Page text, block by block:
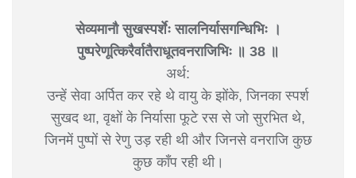
सेव्यमानौ सुखस्पर्शेः सालनिर्यासगन्धिभिः ।
पुष्परेणूत्किरैर्वातैराधूतवनराजिभिः ॥ 38 ॥
अर्थ:
उन्हें सेवा अर्पित कर रहे थे वायु के झोंके, जिनका स्पर्श
सुखद था, वृक्षों के निर्यासा फूटे रस से जो सुरभित थे,
जिनमें पुष्पों से रेणु उड़ रही थी और जिनसे वनराजि कुछ
कुछ काँप रही थी।